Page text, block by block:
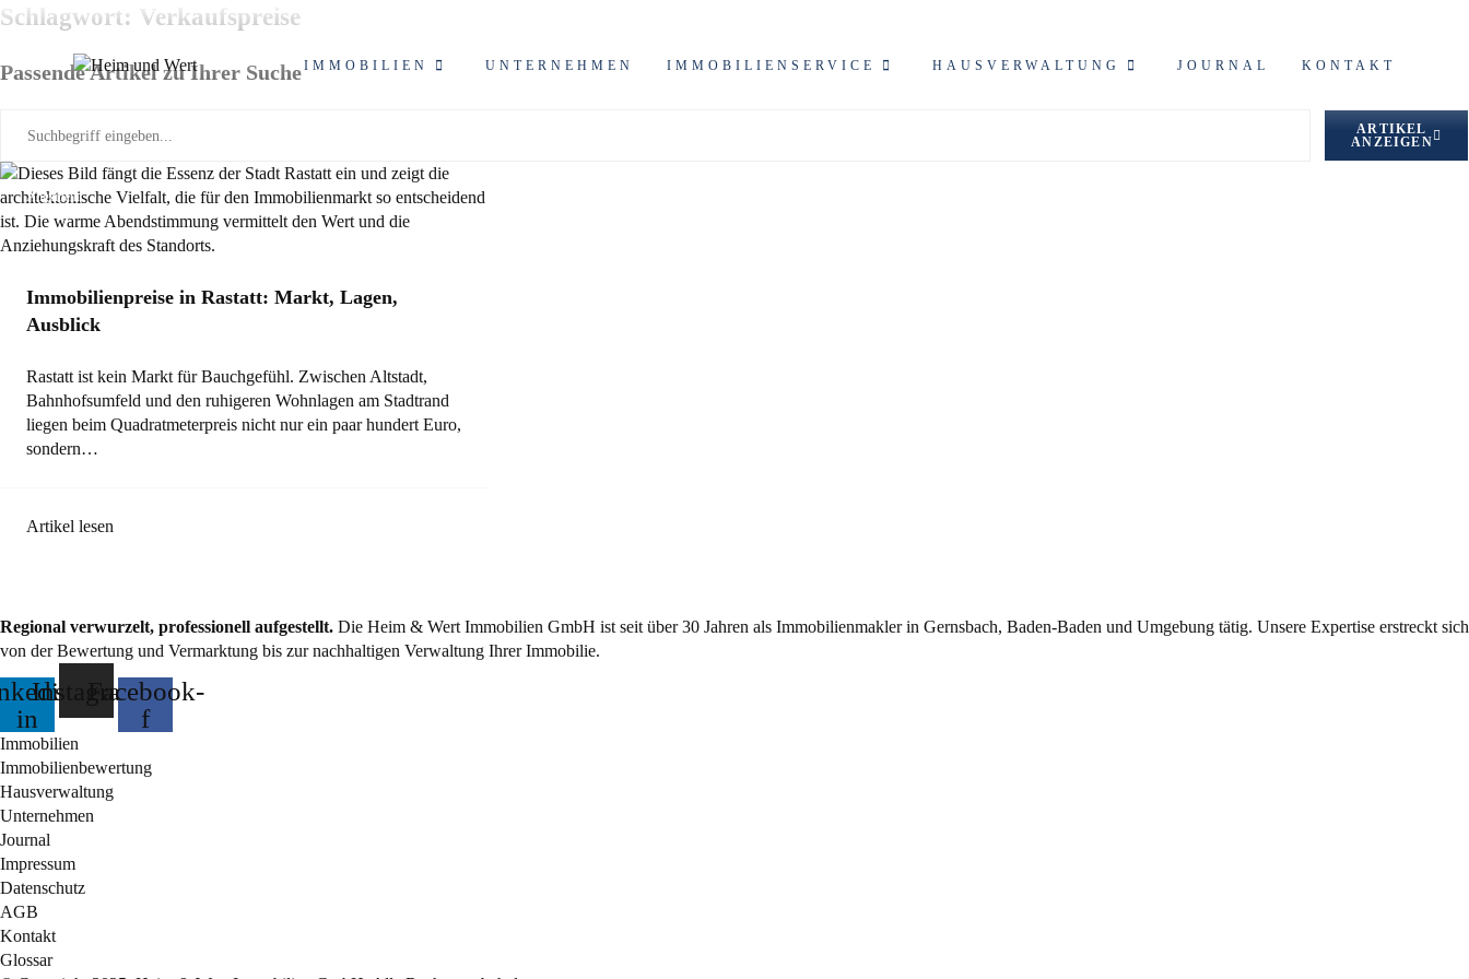
Zum
Inhalt
IMMOBILIEN UNTERNEHMEN IMMOBILIENSERVICE HAUSVERWALTUNG JOURNAL KONTAKT
Schlagwort: Verkaufspreise
Passende Artikel zu Ihrer Suche
ARTIKEL
ANZEIGEN
Allgemein
Immobilienpreise in Rastatt: Markt, Lagen,
Ausblick
Rastatt ist kein Markt für Bauchgefühl. Zwischen Altstadt,
Bahnhofsumfeld und den ruhigeren Wohnlagen am Stadtrand
liegen beim Quadratmeterpreis nicht nur ein paar hundert Euro,
sondern…
Artikel lesen
Regional verwurzelt, professionell aufgestellt. Die Heim & Wert Immobilien GmbH ist seit über 30 Jahren als Immobilienmaklerin Gernsbach, Baden-Baden und Umgebung tätig. Unsere Expertise erstreckt sich
von der Bewertung und Vermarktung bis zur nachhaltigen Verwaltung Ihrer Immobilie.
in
InstagramFacebook-
f
Immobilien
Immobilienbewertung
Hausverwaltung
Unternehmen
Journal
Impressum
Datenschutz
AGB
Kontakt
Glossar